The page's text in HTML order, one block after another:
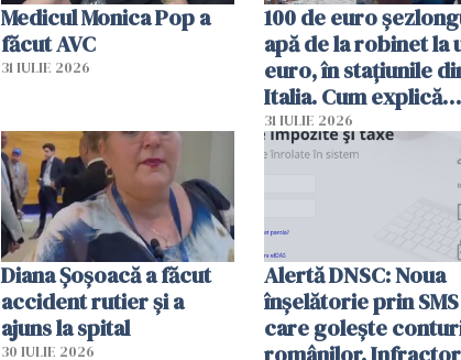
Medicul Monica Pop a
făcut AVC
31 IULIE 2026
100 de euro
apă de la robinet la
euro, în stațiunile
Italia. Cum explică
autoritățile
31 IULIE 2026
Diana Șoșoacă a făcut
accident rutier și a
ajuns la spital
30 IULIE 2026
Alertă DNSC: Noua
înșelătorie prin SMS
care golește